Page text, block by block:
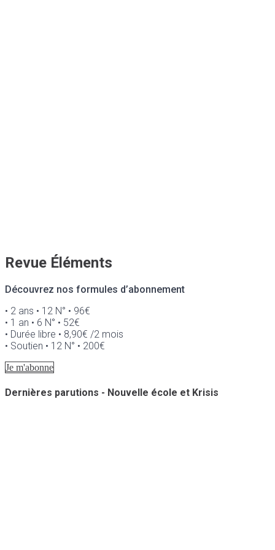
Revue Éléments
Découvrez nos formules d’abonnement
• 2 ans • 12 N° • 96€
• 1 an • 6 N° • 52€
• Durée libre • 8,90€ /2 mois
• Soutien • 12 N° • 200€
Je m'abonne
Dernières parutions - Nouvelle école et Krisis